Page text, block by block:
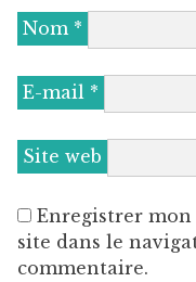
Nom *
E-mail *
Site web
Enregistrer
site dans le
commentaire.